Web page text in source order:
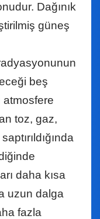
Dağınık
güneş
beş
atmosfere
toz, gaz,
daha kısa
uzun dalga
fazla